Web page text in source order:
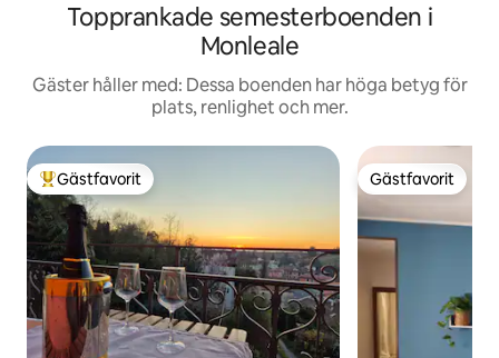
Topprankade semesterboenden i
Monleale
Gäster håller med: Dessa boenden har höga betyg för
plats, renlighet och mer.
Populär gästfavorit
Gästfavorit Gästfavorit
Gästfavorit